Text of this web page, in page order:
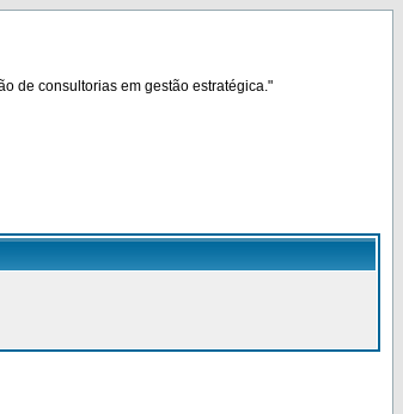
de consultorias em gestão estratégica."